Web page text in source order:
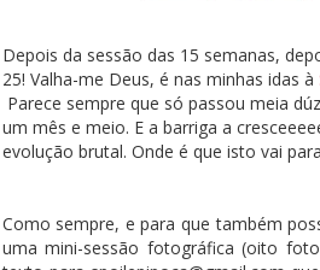
Depois da sessão das 15 semanas,
25! Valha-me Deus, é nas minhas idas à
Parece sempre que só passou meia
um mês e meio. E a barriga a
evolução brutal. Onde é que isto vai
Como sempre, e para que também
uma mini-sessão fotográfica (oito